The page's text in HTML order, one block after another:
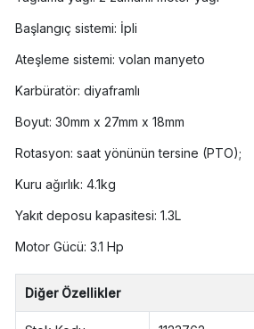
Başlangıç sistemi: İpli
Ateşleme sistemi: volan manyeto
Karbüratör: diyaframlı
Boyut: 30mm x 27mm x 18mm
Rotasyon: saat yönünün tersine (PTO);
Kuru ağırlık: 4.1kg
Yakıt deposu kapasitesi: 1.3L
Motor Gücü: 3.1 Hp
Diğer Özellikler